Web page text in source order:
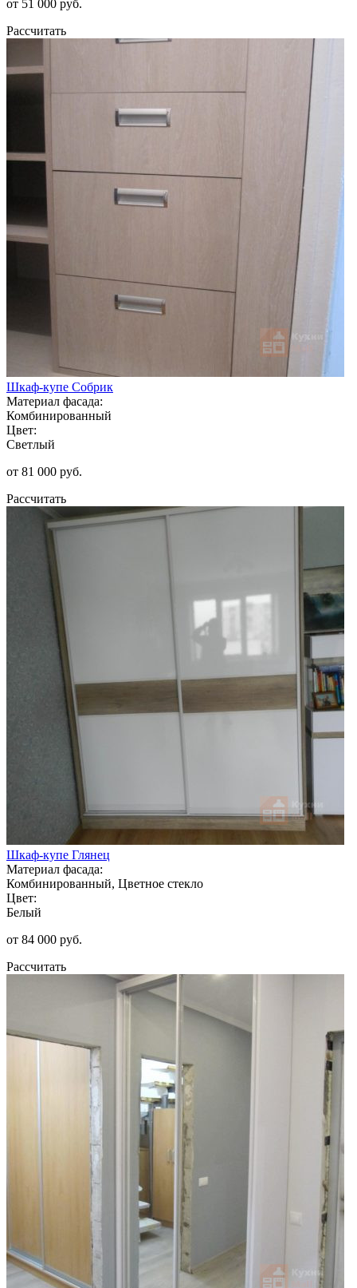
от 51 000 руб.
Рассчитать
Шкаф-купе Собрик
Материал фасада:
Комбинированный
Цвет:
Светлый
от 81 000 руб.
Рассчитать
Шкаф-купе Глянец
Материал фасада:
Комбинированный, Цветное стекло
Цвет:
Белый
от 84 000 руб.
Рассчитать